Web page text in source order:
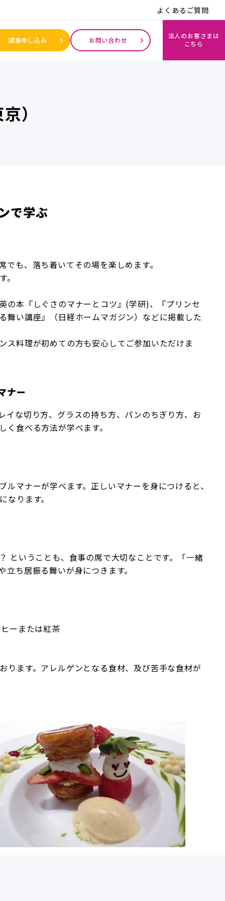
講座申し込み お問い合わせ
法人のお客さまは
こちら
よくあるご質問
）
で学ぶ
も、落ち着いてその場を楽しめます。
の本『しぐさのマナーとコツ』(学研)、『プリンセ
舞い講座』（日経ホームマガジン）などに掲載した
ス料理が初めての方も安心してご参加いただけま
ナー
イな切り方、グラスの持ち方、パンのちぎり方、お
食べる方法が学べます。
マナーが学べます。正しいマナーを身につけると、
ります。
ということも、食事の席で大切なことです。「一緒
ち居振る舞いが身につきます。
ーまたは紅茶
ます。アレルゲンとなる食材、及び苦手な食材が